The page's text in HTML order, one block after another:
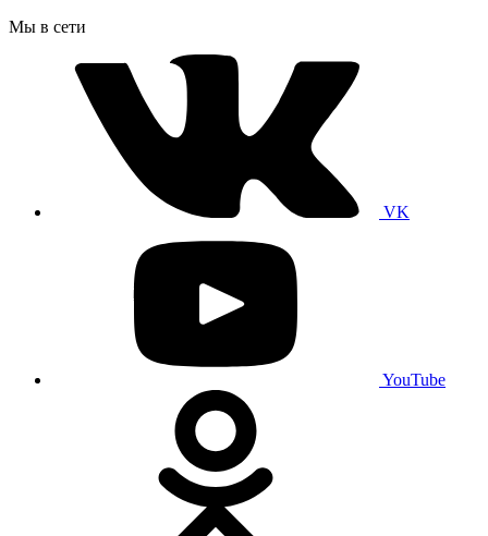
Мы в сети
VK
YouTube